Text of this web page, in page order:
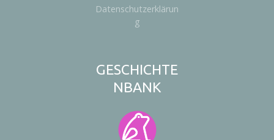
Datenschutzerklärun
g
GESCHICHTE
NBANK